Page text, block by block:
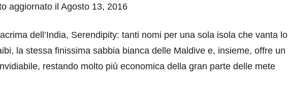
aggiornato il Agosto 13, 2016
dell’India, Serendipity: tanti nomi per una sola isola che vanta lo
la stessa finissima sabbia bianca delle Maldive e, insieme, offre un
restando molto più economica della gran parte delle mete